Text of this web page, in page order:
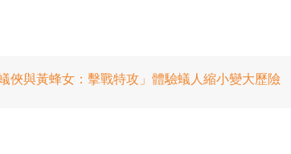
俠與黃蜂女：擊戰特攻」體驗蟻人縮小變大歷險